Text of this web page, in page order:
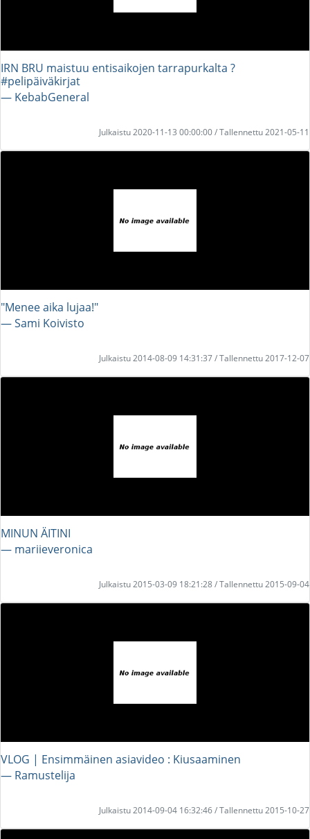
IRN BRU maistuu entisaikojen tarrapurkalta ?
#pelipäiväkirjat
― KebabGeneral
Julkaistu 2020-11-13 00:00:00 / Tallennettu 2021-05-11
"Menee aika lujaa!"
― Sami Koivisto
Julkaistu 2014-08-09 14:31:37 / Tallennettu 2017-12-07
MINUN ÄITINI
― mariieveronica
Julkaistu 2015-03-09 18:21:28 / Tallennettu 2015-09-04
VLOG | Ensimmäinen asiavideo : Kiusaaminen
― Ramustelija
Julkaistu 2014-09-04 16:32:46 / Tallennettu 2015-10-27